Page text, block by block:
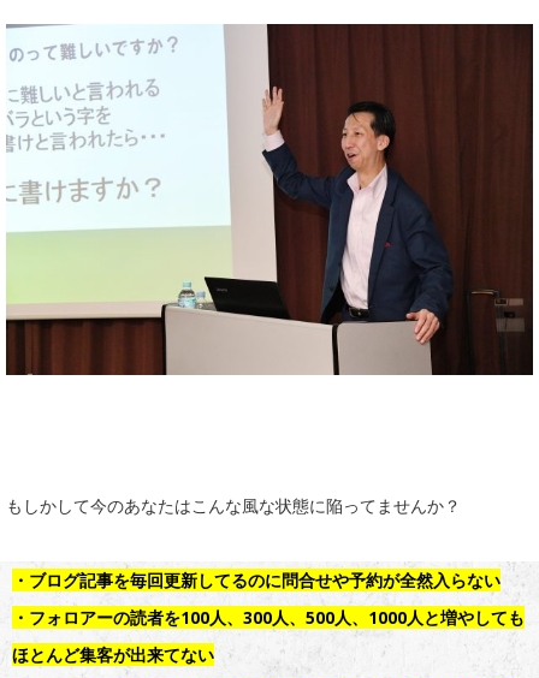
もしかして今のあなたはこんな風な状態に陥ってませんか？
・ブログ記事を毎回更新してるのに問合せや予約が全然入らない
・フォロアーの読者を100人、300人、500人、1000人と増やしても
ほとんど集客が出来てない